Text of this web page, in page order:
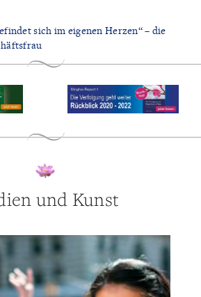
sich im eigenen Herzen“ – die
und Kunst